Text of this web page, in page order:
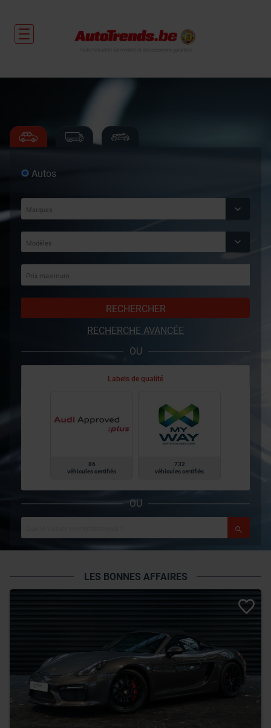
Autos
RECHERCHER
RECHERCHE AVANCÉE
OU
Labels de qualité
86
véhicules certifiés
732
véhicules certifiés
OU
LES BONNES AFFAIRES